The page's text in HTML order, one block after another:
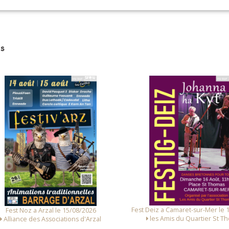
Deiz a Camaret-sur-Mer le 16/08/2026
les Amis du Quartier St Thomas
Fest Noz a Arzal le 14/08/
Alliance des Associations